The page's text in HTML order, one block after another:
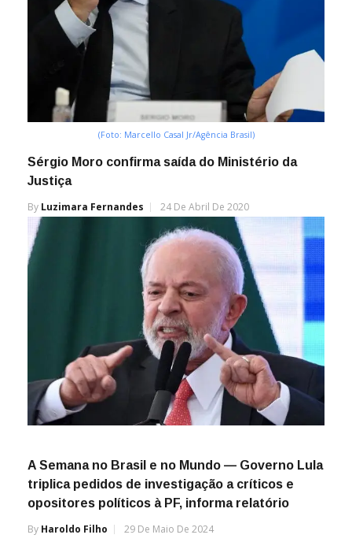
(Foto: Marcello Casal Jr/Agência Brasil)
Sérgio Moro confirma saída do Ministério da
Justiça
By Luzimara Fernandes 24 De Abril De 2020
A Semana no Brasil e no Mundo — Governo Lula
triplica pedidos de investigação a críticos e
opositores políticos à PF, informa relatório
By Haroldo Filho 29 De Maio De 2024